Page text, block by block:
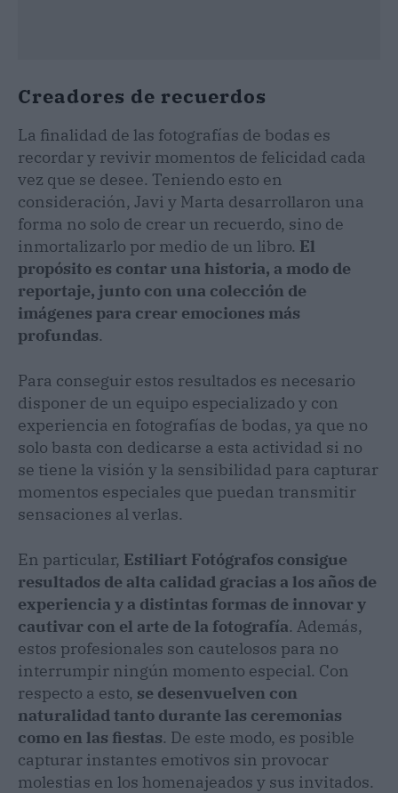
Creadores de recuerdos
La finalidad de las fotografías de bodas es
recordar y revivir momentos de felicidad cada
vez que se desee. Teniendo esto en
consideración, Javi y Marta desarrollaron una
forma no solo de crear un recuerdo, sino de
inmortalizarlo por medio de un libro. El
propósito es contar una historia, a modo de
reportaje, junto con una colección de
imágenes para crear emociones más
profundas.
Para conseguir estos resultados es necesario
disponer de un equipo especializado y con
experiencia en fotografías de bodas, ya que no
solo basta con dedicarse a esta actividad si no
se tiene la visión y la sensibilidad para capturar
momentos especiales que puedan transmitir
sensaciones al verlas.
En particular, Estiliart Fotógrafos consigue
resultados de alta calidad gracias a los años de
experiencia y a distintas formas de innovar y
cautivar con el arte de la fotografía. Además,
estos profesionales son cautelosos para no
interrumpir ningún momento especial. Con
respecto a esto, se desenvuelven con
naturalidad tanto durante las ceremonias
como en las fiestas. De este modo, es posible
capturar instantes emotivos sin provocar
molestias en los homenajeados y sus invitados.